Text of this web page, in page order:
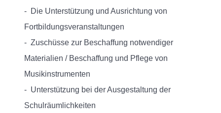
- Die Unterstützung und Ausrichtung von
Fortbildungsveranstaltungen
- Zuschüsse zur Beschaffung notwendiger
Materialien / Beschaffung und Pflege von
Musikinstrumenten
- Unterstützung bei der Ausgestaltung der
Schulräumlichkeiten